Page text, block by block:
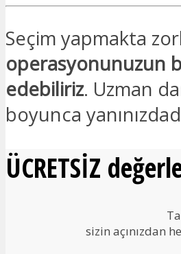
Seçim yapmakta
operasyonunuzun
edebiliriz. Uzman
boyunca
ÜCRETSİZ
sizin açınızdan